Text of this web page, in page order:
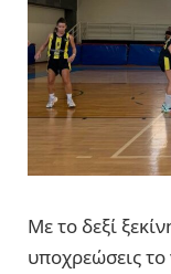
Με το δεξί
υποχρεώσεις